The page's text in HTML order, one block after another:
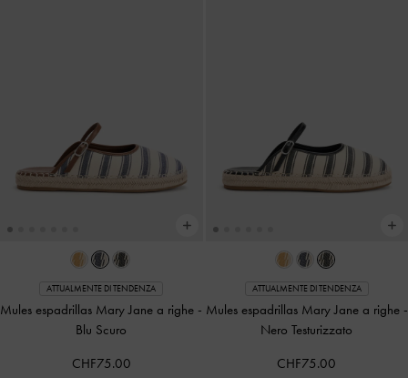
ATTUALMENTE DI TENDENZA
Mules espadrillas Mary Jane a righe -
Blu Scuro
CHF75.00
ATTUALMENTE DI TENDENZA
Mules espadrillas Mary Jane a righe -
Nero Testurizzato
CHF75.00